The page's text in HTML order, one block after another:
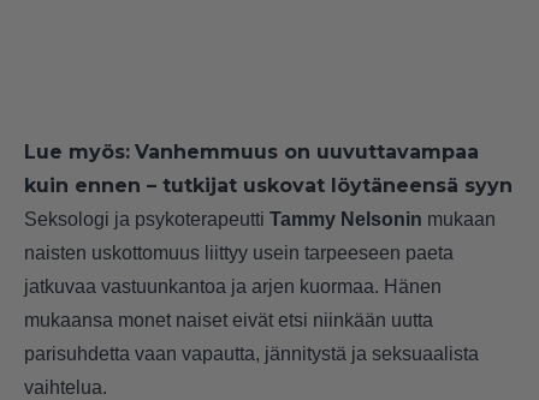
Lue myös: Vanhemmuus on uuvuttavampaa
kuin ennen – tutkijat uskovat löytäneensä syyn
Seksologi ja psykoterapeutti Tammy Nelsonin mukaan
naisten uskottomuus liittyy usein tarpeeseen paeta
jatkuvaa vastuunkantoa ja arjen kuormaa. Hänen
mukaansa monet naiset eivät etsi niinkään uutta
parisuhdetta vaan vapautta, jännitystä ja seksuaalista
vaihtelua.